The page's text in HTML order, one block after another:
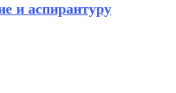
и аспирантуру